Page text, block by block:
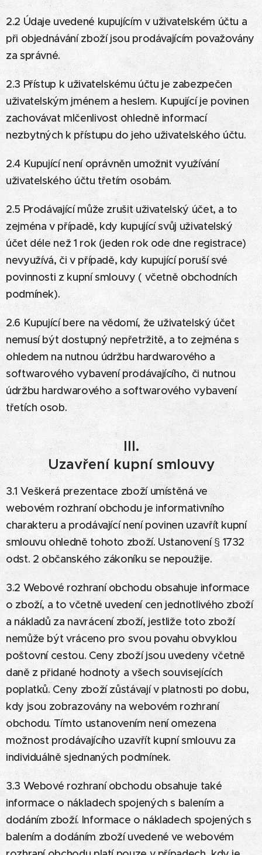
2.2 Údaje uvedené kupujícím v uživatelském účtu a
při objednávání zboží jsou prodávajícím považovány
za správné.
2.3 Přístup k uživatelskému účtu je zabezpečen
uživatelským jménem a heslem. Kupující je povinen
zachovávat mlčenlivost ohledně informací
nezbytných k přístupu do jeho uživatelského účtu.
2.4 Kupující není oprávněn umožnit využívání
uživatelského účtu třetím osobám.
2.5 Prodávající může zrušit uživatelský účet, a to
zejména v případě, kdy kupující svůj uživatelský
účet déle než 1 rok (jeden rok ode dne registrace)
nevyužívá, či v případě, kdy kupující poruší své
povinnosti z kupní smlouvy ( včetně obchodních
podmínek).
2.6 Kupující bere na vědomí, že uživatelský účet
nemusí být dostupný nepřetržitě, a to zejména s
ohledem na nutnou údržbu hardwarového a
softwarového vybavení prodávajícího, či nutnou
údržbu hardwarového a softwarového vybavení
třetích osob.
III.
Uzavření kupní smlouvy
3.1 Veškerá prezentace zboží umístěná ve
webovém rozhraní obchodu je informativního
charakteru a prodávající není povinen uzavřít kupní
smlouvu ohledně tohoto zboží. Ustanovení § 1732
odst. 2 občanského zákoníku se nepoužije.
3.2 Webové rozhraní obchodu obsahuje informace
o zboží, a to včetně uvedení cen jednotlivého zboží
a nákladů za navrácení zboží, jestliže toto zboží
nemůže být vráceno pro svou povahu obvyklou
poštovní cestou. Ceny zboží jsou uvedeny včetně
daně z přidané hodnoty a všech souvisejících
poplatků. Ceny zboží zůstávají v platnosti po dobu,
kdy jsou zobrazovány na webovém rozhraní
obchodu. Tímto ustanovením není omezena
možnost prodávajícího uzavřít kupní smlouvu za
individuálně sjednaných podmínek.
3.3 Webové rozhraní obchodu obsahuje také
informace o nákladech spojených s balením a
dodáním zboží. Informace o nákladech spojených s
balením a dodáním zboží uvedené ve webovém